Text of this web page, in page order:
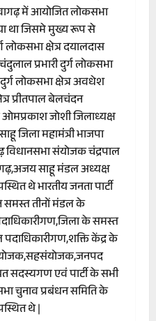
में आयोजित लोकसभा
था जिसमे मुख्य रूप से
लोकसभा क्षेत्र दयालदास
प्रभारी दुर्ग लोकसभा
दुर्ग लोकसभा क्षेत्र अवधेश
प्रीतपाल बेलचंदन
जोशी जिलाध्यक्ष
जिला महामंत्री भाजपा
विधानसभा संयोजक चंद्रपाल
साहू मंडल अध्यक्ष
थे भारतीय जनता पार्टी
समस्त तीनों मंडल के
के समस्त
केंद्र के
सदस्यगण एवं पार्टी के सभी
चुनाव प्रबंधन समिति के
थे |